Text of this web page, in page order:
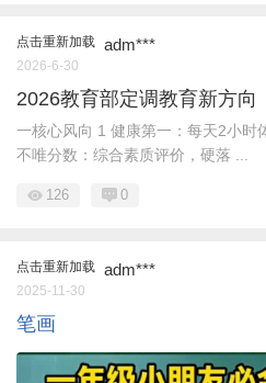
点击重新加载 adm***
2026-6-30
2026教育部定调教育新方向
一核心风向 1 健康第一：每天2小时
不唯分数：综合素质评价，硬落 ...
126 0
点击重新加载 adm***
2025-11-30
笔画